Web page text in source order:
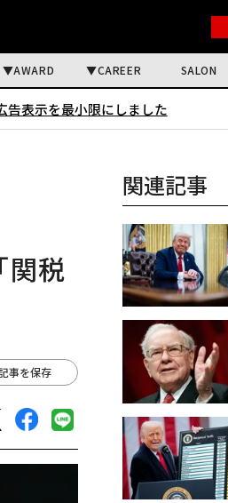
AWARD CAREER SALON
告表示を最小限にしました
関税
事を保存
関連記事